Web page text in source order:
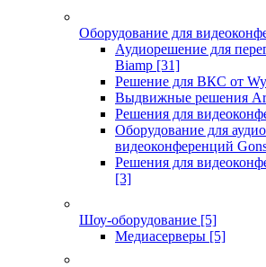
Оборудование для
Аудиорешение для
Biamp [31]
Решение для ВКС от
Выдвижные решения
Решения для
Оборудование для
видеоконференций
Решения для
[3]
Шоу-оборудование [5]
Медиасерверы [5]